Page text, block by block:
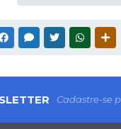
FACEBOOKMESSENGER
TWITTER
Cadastre-se